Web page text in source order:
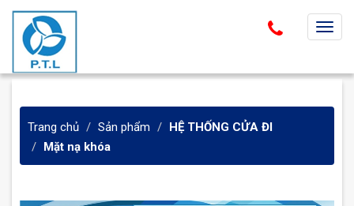
T
l
a
Trang chủ Sản phẩm
HỆ THỐNG CỬA ĐI
Mặt nạ khóa